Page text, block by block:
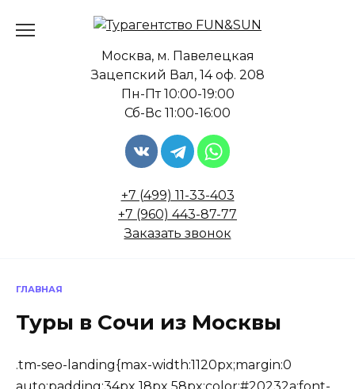
Москва, м. Павелецкая
Зацепский Вал, 14 оф. 208
Пн-Пт 10:00-19:00
Сб-Вс 11:00-16:00
+7 (499) 11-33-403
+7 (960) 443-87-77
Заказать звонок
ГЛАВНАЯ
Туры в Сочи из Москвы
.tm-seo-landing{max-width:1120px;margin:0